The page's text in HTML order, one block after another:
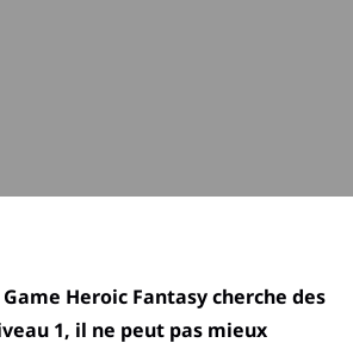
Heroic Fantasy cherche des
1, il ne peut pas mieux